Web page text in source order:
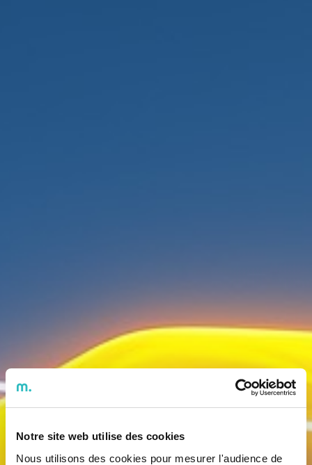
Notre site web utilise des cookies
Nous utilisons des cookies pour mesurer l'audience de